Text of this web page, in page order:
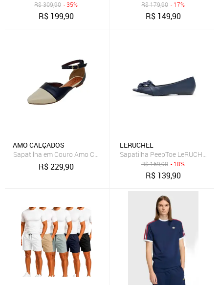
R$309,90 - 35%
R$ 199,90
R$179,90 - 17%
R$ 149,90
AMO CALÇADOS
Sapatilha em Couro Amo Calçados Anne Azul Marinho e Off White
R$229,90
LERUCHEL
Sapatilha PeepToe LeRUCHEL
R$169,90 - 18%
R$ 139,90